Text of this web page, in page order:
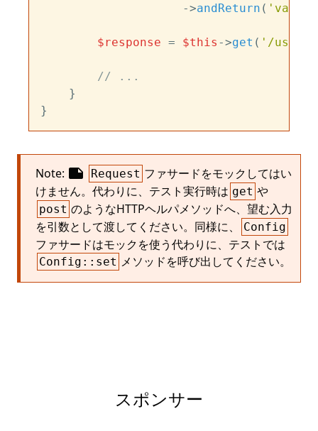
                    ->
andReturn ( 'value'
$response = $this ->get ( '/users'
// ...
    }
Note: note Request ファサードをモックしてはい
けません。代わりに、テスト実行時は get や
post のようなHTTPヘルパメソッドへ、望む入力
を引数として渡してください。同様に、
Config
ファサードはモックを使う代わりに、テストでは
Config::set メソッドを呼び出してください。
スポンサー